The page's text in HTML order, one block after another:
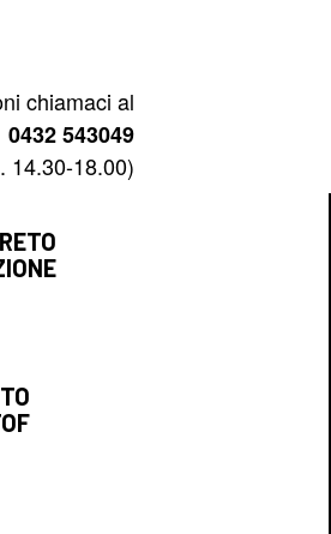
chiamaci al
0432 543049
14.30-18.00)